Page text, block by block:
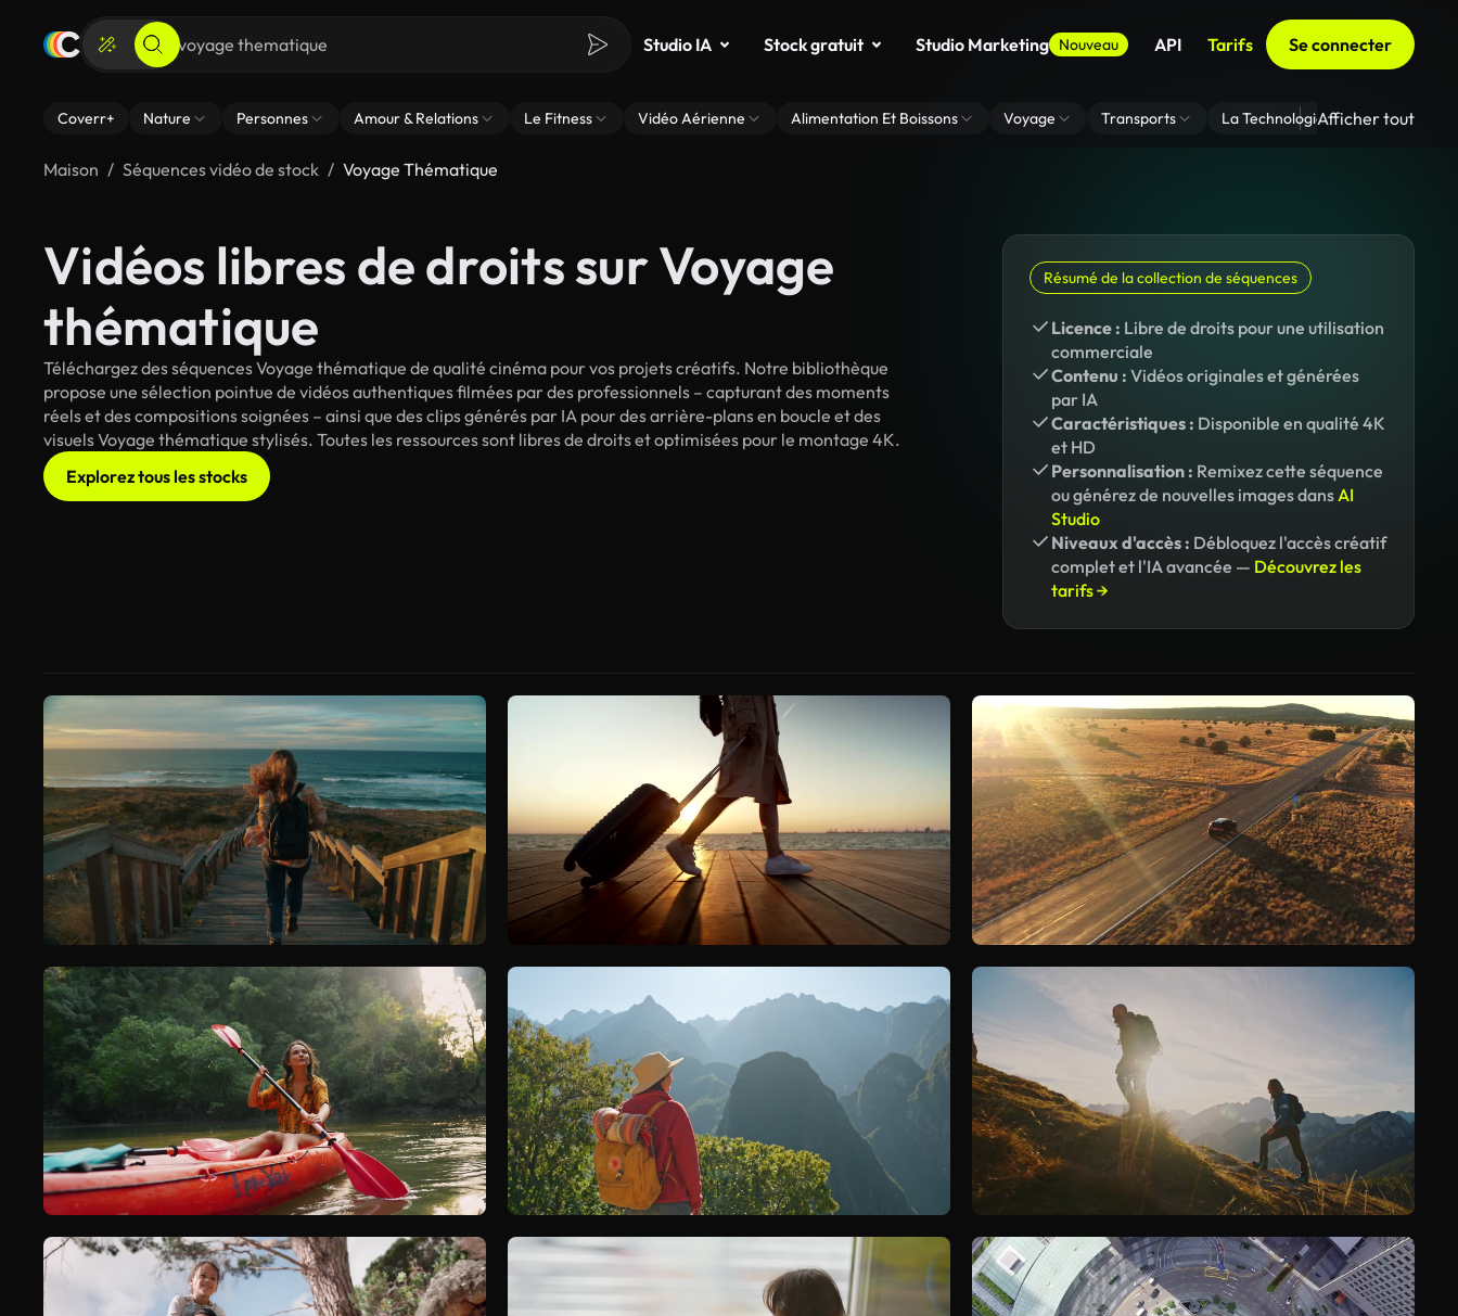
Studio IA Stock gratuit Studio Marketing Nouveau API Tarifs Se connecter
Coverr+ Nature Personnes Amour & Relations Le Fitness Vidéo Aérienne Alimentation Et Boissons Voyage Transports La Technologie Zoom En
Afficher tout
Maison Séquences vidéo de stock Voyage Thématique
Vidéos libres de droits sur Voyage
thématique
Téléchargez des séquences Voyage thématique de qualité cinéma pour vos projets créatifs. Notre bibliothèque
propose une sélection pointue de vidéos authentiques filmées par des professionnels – capturant des moments
réels et des compositions soignées – ainsi que des clips générés par IA pour des arrière-plans en boucle et des
visuels Voyage thématique stylisés. Toutes les ressources sont libres de droits et optimisées pour le montage 4K.
Explorez tous les stocks
Résumé de la collection de séquences
Licence : Libre de droits pour une utilisation
commerciale
Contenu : Vidéos originales et générées
par IA
Caractéristiques : Disponible en qualité 4K
et HD
Personnalisation : Remixez cette séquence
ou générez de nouvelles images dansAI
Studio
Niveaux d'accès : Débloquez l'accès créatif
complet et l'IA avancée — Découvrez les
tarifs →